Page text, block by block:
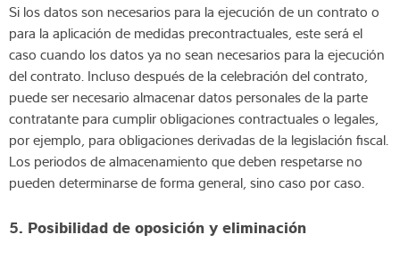
Si los datos son necesarios para la ejecución de un contrato o
para la aplicación de medidas precontractuales, este será el
caso cuando los datos ya no sean necesarios para la ejecución
del contrato. Incluso después de la celebración del contrato,
puede ser necesario almacenar datos personales de la parte
contratante para cumplir obligaciones contractuales o legales,
por ejemplo, para obligaciones derivadas de la legislación fiscal.
Los periodos de almacenamiento que deben respetarse no
pueden determinarse de forma general, sino caso por caso.
5. Posibilidad de oposición y eliminación